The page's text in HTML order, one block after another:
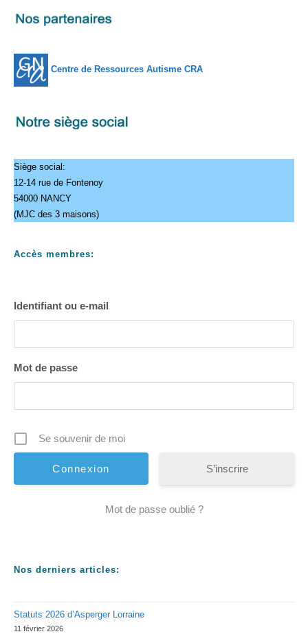
Centre de Ressources Autisme CRA
Siège social:
12-14 rue de Fontenoy
54000 NANCY
(MJC des 3 maisons)
Accès membres:
Identifiant ou e-mail
Mot de passe
Se souvenir de moi
S’inscrire
Mot de passe oublié ?
Nos derniers articles:
Statuts 2026 d’Asperger Lorraine
11 février 2026